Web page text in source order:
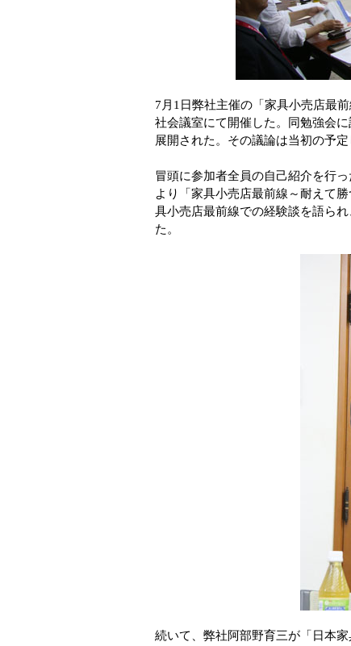
7月1日弊社主催の「家具小売店最
社会議室にて開催した。同勉強会
展開された。その議論は当初の予
冒頭に参加者全員の自己紹介を行
より「家具小売店最前線～耐えて
具小売店最前線での経験談を語ら
た。
続いて、弊社阿部野育三が「日本